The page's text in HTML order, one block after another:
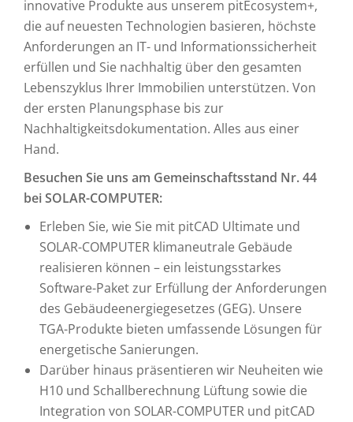
innovative Produkte aus unserem pitEcosystem+,
die auf neuesten Technologien basieren, höchste
Anforderungen an IT- und Informationssicherheit
erfüllen und Sie nachhaltig über den gesamten
Lebenszyklus Ihrer Immobilien unterstützen. Von
der ersten Planungsphase bis zur
Nachhaltigkeitsdokumentation. Alles aus einer
Hand.
Besuchen Sie uns am Gemeinschaftsstand Nr. 44
bei SOLAR-COMPUTER:
Erleben Sie, wie Sie mit pitCAD Ultimate und
SOLAR-COMPUTER klimaneutrale Gebäude
realisieren können – ein leistungsstarkes
Software-Paket zur Erfüllung der Anforderungen
des Gebäudeenergiegesetzes (GEG). Unsere
TGA-Produkte bieten umfassende Lösungen für
energetische Sanierungen.
Darüber hinaus präsentieren wir Neuheiten wie
H10 und Schallberechnung Lüftung sowie die
Integration von SOLAR-COMPUTER und pitCAD